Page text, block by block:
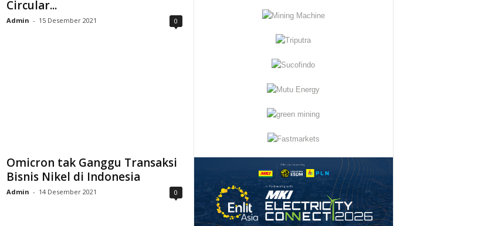
Circular...
Admin - 15 Desember 2021 0
Omicron tak Ganggu Transaksi
Bisnis Nikel di Indonesia
Admin - 14 Desember 2021 0